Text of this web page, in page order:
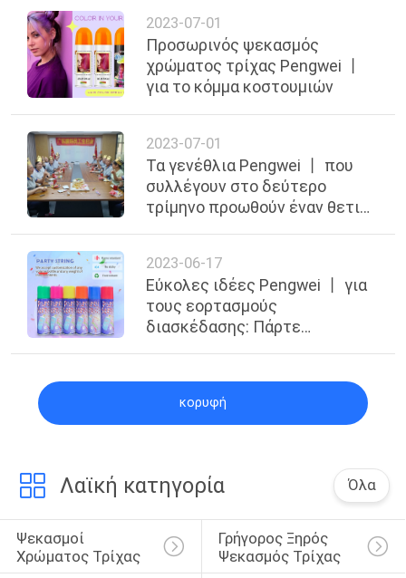
2023-07-01
Προσωρινός ψεκασμός
χρώματος τρίχας Pengwei 丨
για το κόμμα κοστουμιών
2023-07-01
Τα γενέθλια Pengwei 丨 που
συλλέγουν στο δεύτερο
τρίμηνο προωθούν έναν θετικό
2023-06-17
Εύκολες ιδέες Pengwei 丨 για
τους εορτασμούς
διασκέδασης: Πάρτε
κορυφή
Λαϊκή κατηγορία Όλα
Ψεκασμοί
Χρώματος Τρίχας
Γρήγορος Ξηρός
Ψεκασμός Τρίχας